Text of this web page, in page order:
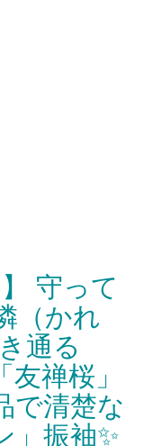
守って
（かれ
通る
友禅桜」
で清楚な
」振袖✨